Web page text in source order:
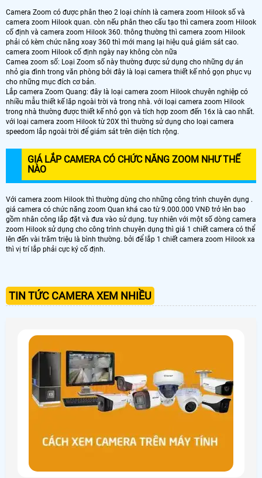
Camera Zoom có được phân theo 2 loại chính là camera zoom Hilook số và
camera zoom Hilook quan. còn nếu phân theo cấu tạo thì camera zoom Hilook
cố định và camera zoom Hilook 360. thông thường thì camera zoom Hilook
phải có kèm chức năng xoay 360 thì mới mang lại hiệu quả giám sát cao.
camera zoom Hilook cố định ngày nay không còn nữa
Camea zoom số: Loại Zoom số này thường được sử dụng cho những dự án
nhỏ gia đình trong văn phòng bởi đây là loại camera thiết kế nhỏ gọn phục vụ
cho những mục đích cơ bản.
Lắp camera Zoom Quang: đây là loại camera zoom Hilook chuyên nghiệp có
nhiều mẫu thiết kế lăp ngoài trời và trong nhà. với loại camera zoom Hilook
trong nhà thường được thiết kế nhỏ gọn và tích hợp zoom đến 16x là cao nhất.
với loại camera zoom Hilook từ 20X thì thường sử dụng cho loại camera
speedom lắp ngoài trời để giám sát trên diện tích rộng.
GIÁ LẮP CAMERA CÓ CHỨC NĂNG ZOOM NHƯ THẾ
NÀO
Với camera zoom Hilook thì thường dùng cho những công trình chuyên dụng .
giá camera có chức năng zoom Quan khá cao từ 9.000.000 VNĐ trở lên bao
gồm nhân công lắp đặt và đưa vào sử dụng. tuy nhiên với một số dòng camera
zoom Hilook sử dụng cho công trình chuyên dụng thì giá 1 chiết camera có thể
lên đến vài trăm triệu là bình thường. bởi để lắp 1 chiết camera zoom Hilook xa
thì vị trí lắp phải cực ký cố định.
TIN TỨC CAMERA XEM NHIỀU